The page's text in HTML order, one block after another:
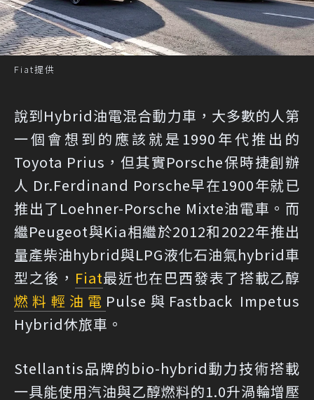
Fiat提供
說到Hybrid油電混合動力車，大多數的人第
一個會想到的應該就是1990年代推出的
Toyota Prius，但其實Porsche保時捷創辦
人 Dr.Ferdinand Porsche早在1900年就已
推出了Loehner-Porsche Mixte油電車。而
繼Peugeot與Kia相繼於2012和2022年推出
量產柴油hybrid與LPG液化石油氣hybrid車
型之後， Fiat最近也在巴西發表了搭載乙醇
燃料 輕油電 Pulse與Fastback Impetus
Hybrid休旅車。
Stellantis品牌的bio-hybrid動力技術搭載
一具能使用汽油與乙醇燃料的1.0升渦輪增壓